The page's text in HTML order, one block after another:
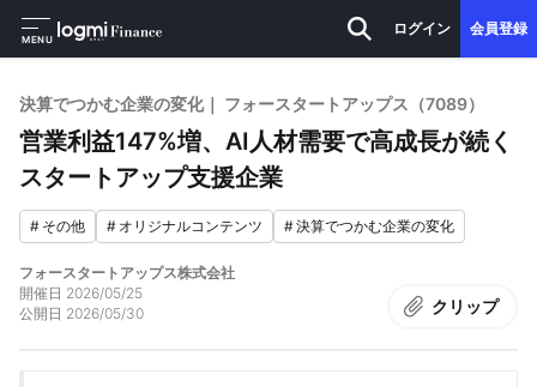
MENU
ログイン 会員登録
決算でつかむ企業の変化｜ フォースタートアップス（7089）
営業利益147%増、AI人材需要で高成長が続く
スタートアップ支援企業
# その他 # オリジナルコンテンツ #決算でつかむ企業の変化
フォースタートアップス株式会社
開催日 2026/05/25
公開日 2026/05/30 クリップ